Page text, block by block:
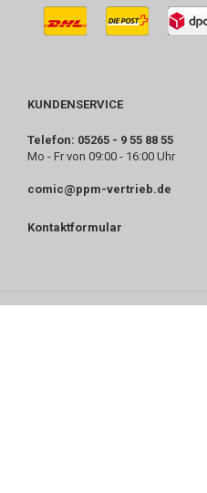
KUNDENSERVICE
Telefon: 05265 - 9 55 88 55
Mo - Fr von 09:00 - 16:00 Uhr
comic@ppm-vertrieb.de
Kontaktformular